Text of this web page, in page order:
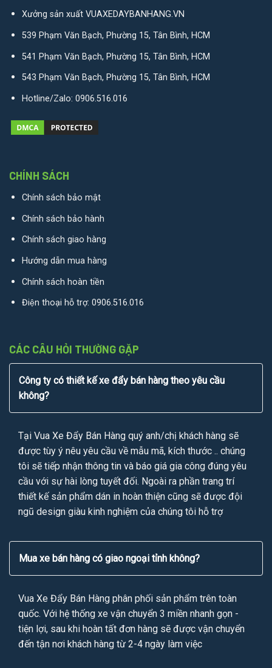
Xưởng sản xuất VUAXEDAYBANHANG.VN
539 Phạm Văn Bạch, Phường 15, Tân Bình, HCM
541 Phạm Văn Bạch, Phường 15, Tân Bình, HCM
543 Phạm Văn Bạch, Phường 15, Tân Bình, HCM
Hotline/Zalo: 0906.516.016
CHÍNH SÁCH
Chính sách bảo mật
Chính sách bảo hành
Chính sách giao hàng
Hướng dẫn mua hàng
Chính sách hoàn tiền
Điện thoại hỗ trợ: 0906.516.016
CÁC CÂU HỎI THƯỜNG GẶP
Công ty có thiết kế xe đẩy bán hàng theo yêu cầu
không?
Tại Vua Xe Đẩy Bán Hàng quý anh/chị khách hàng sẽ
được tùy ý nêu yêu cầu về mẫu mã, kích thước .. chúng
tôi sẽ tiếp nhận thông tin và báo giá gia công đúng yêu
cầu với sự hài lòng tuyết đối. Ngoài ra phần trang trí
thiết kế sản phẩm dán in hoàn thiện cũng sẽ được đội
ngũ design giàu kinh nghiệm của chúng tôi hỗ trợ
Mua xe bán hàng có giao ngoại tỉnh không?
Vua Xe Đẩy Bán Hàng phân phối sản phẩm trên toàn
quốc. Với hệ thống xe vận chuyển 3 miền nhanh gọn -
tiện lợi, sau khi hoàn tất đơn hàng sẽ được vận chuyển
đến tận nơi khách hàng từ 2-4 ngày làm việc